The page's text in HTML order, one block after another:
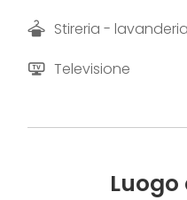
Stireria - lavanderia
Televisione